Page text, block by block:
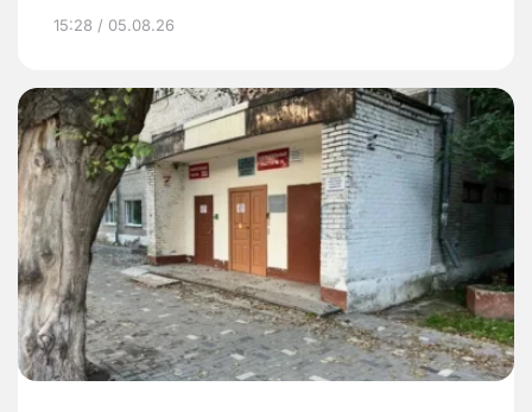
15:28 / 05.08.26